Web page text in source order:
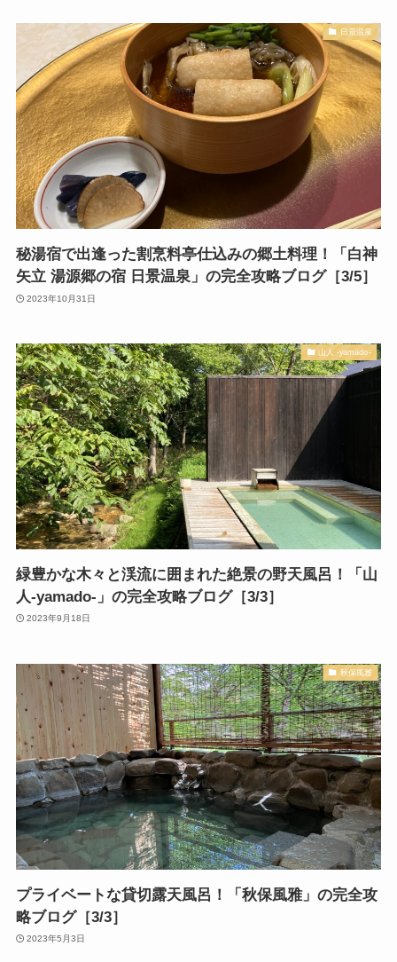
日景温泉
秘湯宿で出逢った割烹料亭仕込みの郷土料理！「白神
矢立 湯源郷の宿 日景温泉」の完全攻略ブログ［3/5］
2023年10月31日
山人 -yamado-
緑豊かな木々と渓流に囲まれた絶景の野天風呂！「山
人-yamado-」の完全攻略ブログ［3/3］
2023年9月18日
秋保風雅
プライベートな貸切露天風呂！「秋保風雅」の完全攻
略ブログ［3/3］
2023年5月3日